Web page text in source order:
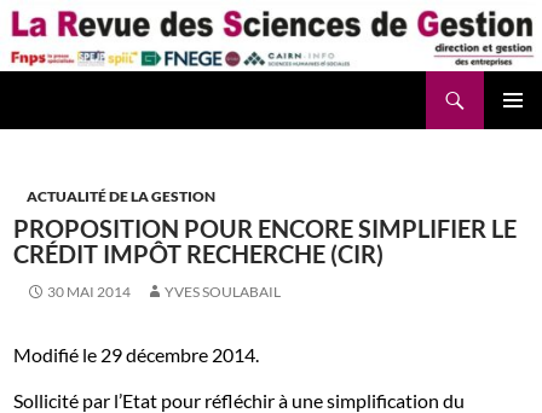
Aller
au
contenu
ACTUALITÉ DE LA GESTION
PROPOSITION POUR ENCORE SIMPLIFIER LE
CRÉDIT IMPÔT RECHERCHE (CIR)
30 MAI 2014 YVES SOULABAIL
Modifié le 29 décembre 2014.
Sollicité par l’Etat pour réfléchir à une simplification du